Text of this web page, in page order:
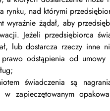
rynku, nad którymi
wyraźnie żądał, aby
Jeżeli przedsiębiorca
lub dostarcza rzeczy inne
odstąpienia od umowy
świadczenia są
w zapieczętowanym